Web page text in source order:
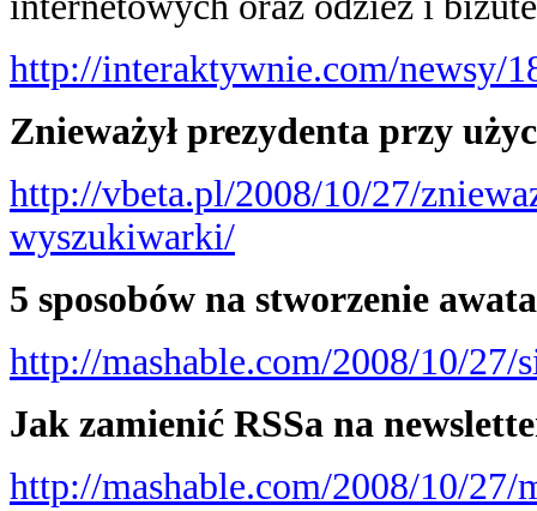
http://interaktywnie.com/newsy/
Znieważył prezydenta przy
http://vbeta.pl/2008/10/27/
wyszukiwarki/
5 sposobów na stworzenie
http://mashable.com/2008/10/27/
Jak zamienić RSSa na
http://mashable.com/2008/10/